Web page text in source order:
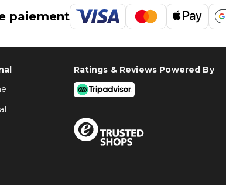
paiement
Ratings & Reviews Powered By